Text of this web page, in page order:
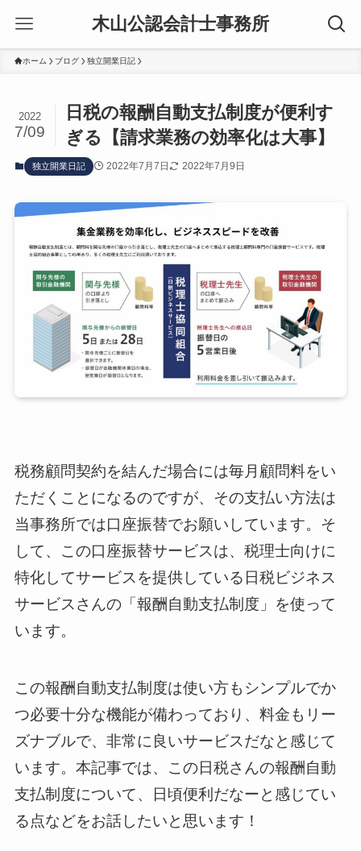
木山公認会計士事務所
ホーム ブログ 独立開業日記
日税の報酬自動支払制度が便利す
ぎる【請求業務の効率化は大事】
2022
7/09
独立開業日記 2022年7月7日 2022年7月9日
税務顧問契約を結んだ場合には毎月顧問料をい
ただくことになるのですが、その支払い方法は
当事務所では口座振替でお願いしています。そ
して、この口座振替サービスは、税理士向けに
特化してサービスを提供している日税ビジネス
サービスさんの「報酬自動支払制度」を使って
います。
この報酬自動支払制度は使い方もシンプルでか
つ必要十分な機能が備わっており、料金もリー
ズナブルで、非常に良いサービスだなと感じて
います。本記事では、この日税さんの報酬自動
支払制度について、日頃便利だなーと感じてい
る点などをお話したいと思います！